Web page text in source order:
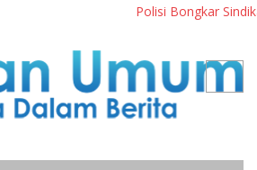
Polisi Bongkar Sindikat